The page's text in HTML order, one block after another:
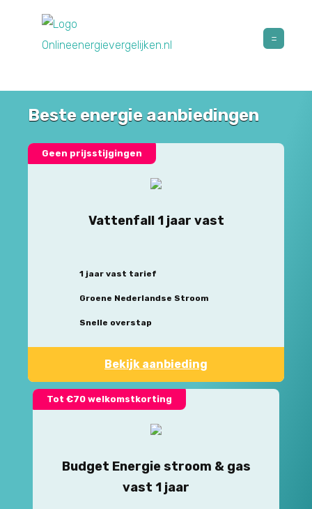
Beste energie aanbiedingen
Geen prijsstijgingen
Vattenfall 1 jaar vast
1 jaar vast tarief
Groene Nederlandse Stroom
Snelle overstap
Bekijk aanbieding
Tot €70 welkomstkorting
Budget Energie stroom & gas
vast 1 jaar